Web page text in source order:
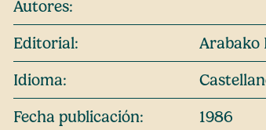
Autores:
Editorial:
Arabako
Idioma:
Fecha publicación:
1986